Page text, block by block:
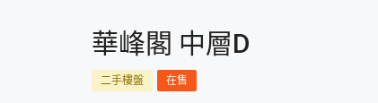
華峰閣 中層D
二手樓盤 在售